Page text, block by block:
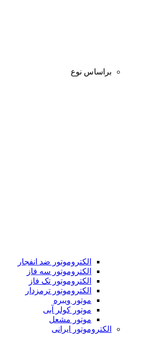
براساس نوع
الکتروموتور ضد انفجار
الکتروموتور سه فاز
الکتروموتور تک فاز
الکتروموتور ترمزدار
موتور ویبره
موتور کولر آبی
موتور مشعل
الکتروموتور ایرانی